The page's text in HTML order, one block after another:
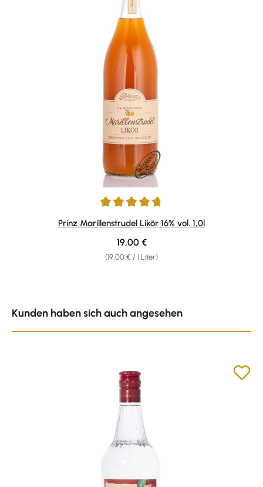
Durchschnittliche Bewertung von 4.71 von 5 Sternen
Prinz Marillenstrudel Likör 16% vol. 1,0l
(19,00 € / 1 Liter)
Regulärer Preis:
19,00 €
Kunden haben sich auch angesehen